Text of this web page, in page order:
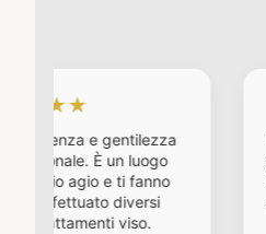
e gentilezza
È un luogo
e ti fanno
diversi
viso.
La titolare
lavorano